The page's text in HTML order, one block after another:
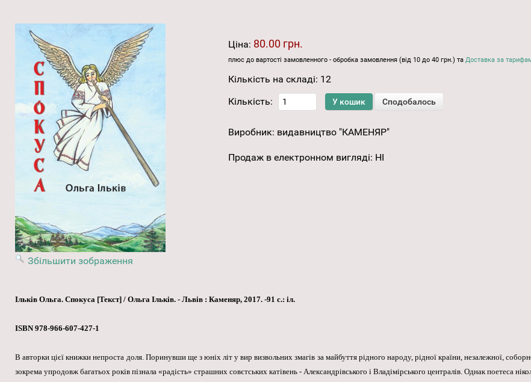
Збільшити зображення
Ціна: 80.00 грн.
плюс до вартості замовленного - обробка замовлення (від 10 до 40 грн.) та Доставка за
Кількість на складі: 12
Кількість:
Виробник: видавництво "КАМЕНЯР"
Продаж в електронном вигляді: НІ
Ільків Ольга. Спокуса [Текст] / Ольга Ільків. - Львів : Каменяр, 2017. -91 с.: іл.
ISBN 978-966-607-427-1
В авторки цієї книжки непроста доля. Поринувши ще з юніх літ у вир визвольних змагів за майбуття рідного народу, рідної країни, незалежної,
зокрема упродовж багатьох років пізнала «радість» страшних совєтських катівень - Александрівського і Владімірського централів. Однак поетеса